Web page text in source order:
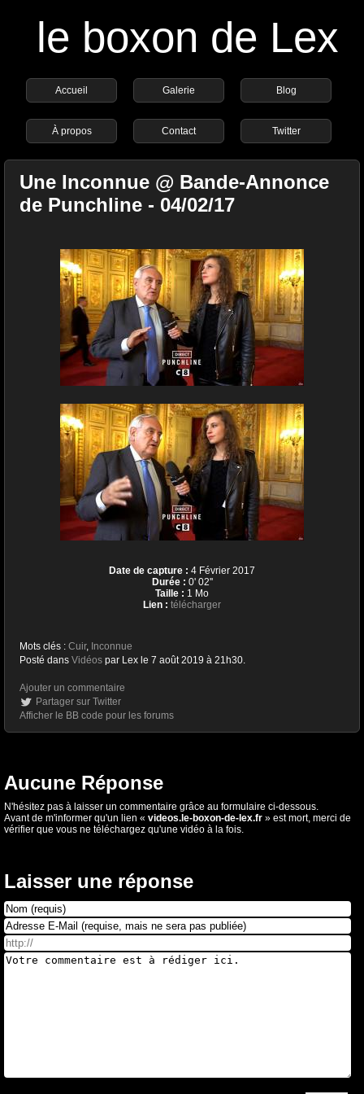
le boxon de Lex
Accueil Galerie Blog
À propos Contact Twitter
Une Inconnue @ Bande-Annonce
de Punchline - 04/02/17
Date de capture : 4 Février 2017
Durée : 0' 02''
Taille : 1 Mo
Lien : télécharger
Mots clés : Cuir, Inconnue
Posté dans Vidéos par Lex le 7 août 2019 à 21h30.
Ajouter un commentaire
Partager sur Twitter
Afficher le BB code pour les forums
Aucune Réponse
N'hésitez pas à laisser un commentaire grâce au formulaire ci-dessous.
Avant de m'informer qu'un lien « videos.le-boxon-de-lex.fr » est mort, merci de
vérifier que vous ne téléchargez qu'une vidéo à la fois.
Laisser une réponse